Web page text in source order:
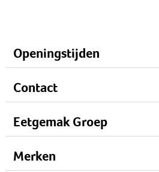
Openingstijden
Contact
Eetgemak Groep
Merken